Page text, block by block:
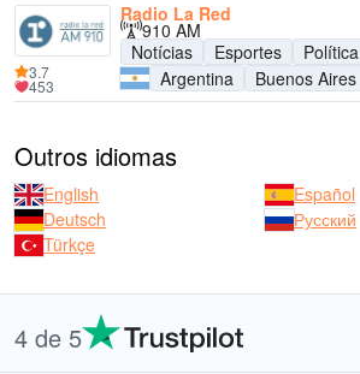
Radio La Red
910 AM
Notícias
Esportes
Política
Argentina
Buenos Aires
3.7
453
Outros idiomas
English
Español
Deutsch
Русский
Türkçe
4 de 5